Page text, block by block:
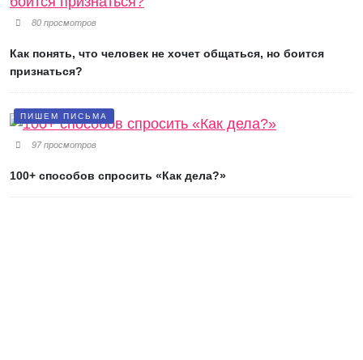
80 просмотров
Как понять, что человек не хочет общаться, но боится
признаться?
ПИШЕМ ПИСЬМА
97 просмотров
100+ способов спросить «Как дела?»